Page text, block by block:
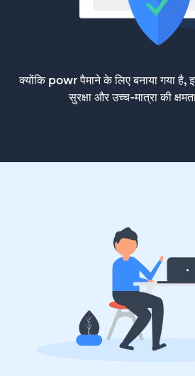
क्योंकि powr पैमाने के लिए बनाया गया है,
सुरक्षा और उच्च-मात्रा की